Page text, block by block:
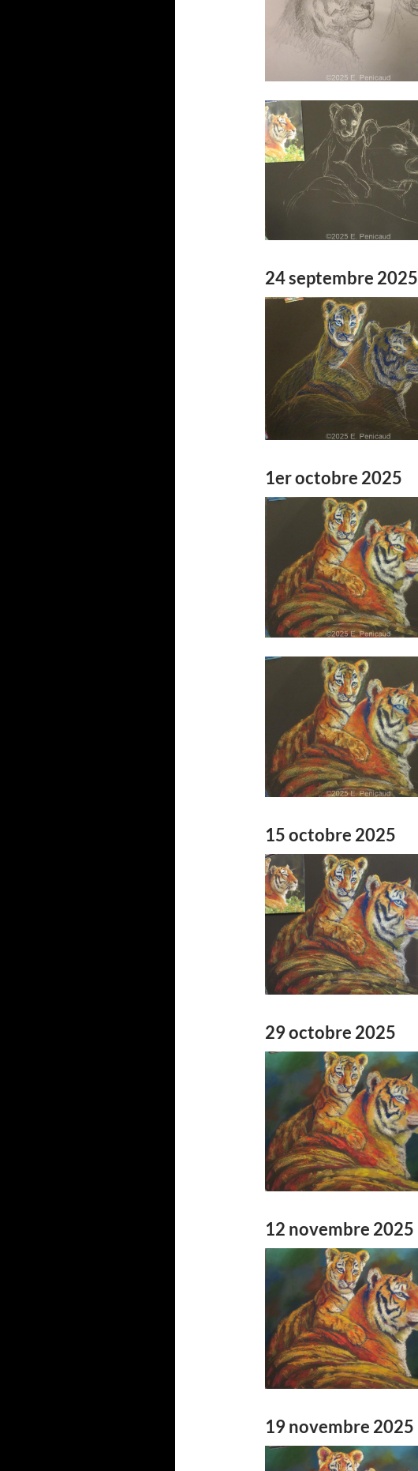
24 septembre 2025
1er octobre 2025
15 octobre 2025
29 octobre 2025
12 novembre 2025
19 novembre 2025